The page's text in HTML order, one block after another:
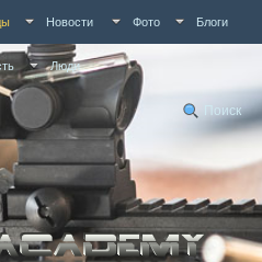
Новости Фото Блоги
Люди
Поиск